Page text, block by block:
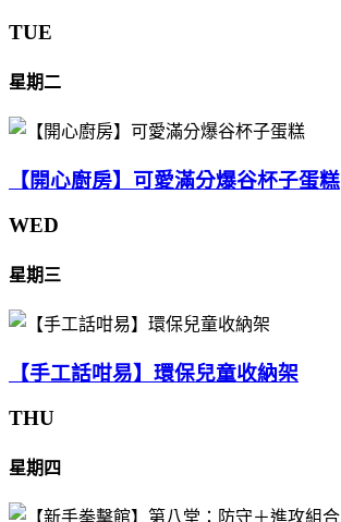
TUE
星期二
【開心廚房】可愛滿分爆谷杯子蛋糕
WED
星期三
【手工話咁易】環保兒童收納架
THU
星期四